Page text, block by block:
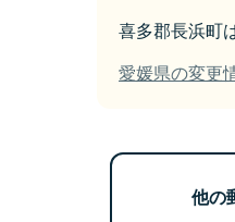
喜多郡長浜町
愛媛県の変更
他の